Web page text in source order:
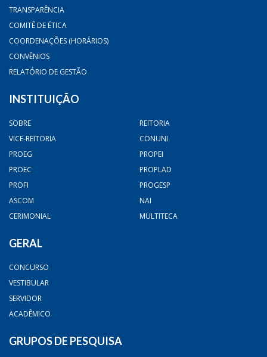
TRANSPARÊNCIA
COMITÊ DE ÉTICA
COORDENAÇÕES (HORÁRIOS)
CONVÊNIOS
RELATÓRIO DE GESTÃO
INSTITUIÇÃO
SOBRE
REITORIA
VICE-REITORIA
CONUNI
PROEG
PROPEI
PROEC
PROPLAD
PROFI
PROGESP
ASCOM
NAI
CERIMONIAL
MULTITECA
GERAL
CONCURSO
VESTIBULAR
SERVIDOR
ACADÊMICO
GRUPOS DE PESQUISA